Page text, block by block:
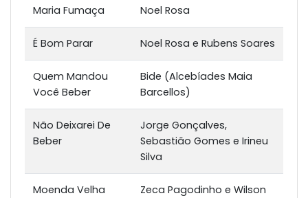
Maria Fumaça Noel Rosa
É Bom Parar Noel Rosa e Rubens Soares
Quem Mandou
Você Beber
Bide (Alcebíades Maia
Barcellos)
Não Deixarei De
Beber
Jorge Gonçalves,
Sebastião Gomes e Irineu
Silva
Moenda Velha
Zeca Pagodinho e Wilson